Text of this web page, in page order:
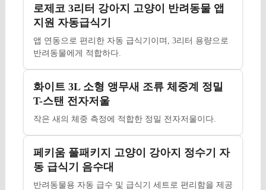
로제코 3리터 강아지 고양이 반려동물 앱
지원 자동급식기
앱 연동으로 편리한 자동 급식기이며, 3리터 용량으로
반려동물에게 적합하다.
화이트 3L 소형 앵무새 조류 체중계 정밀
T-스탠 전자저울
작은 새의 체중 측정에 적합한 정밀 전자저울이다.
페키움 풀패키지 고양이 강아지 정수기 자
동 급식기 음수대
반려동물용 자동 급수 및 급식기 세트로 편리함을 제공